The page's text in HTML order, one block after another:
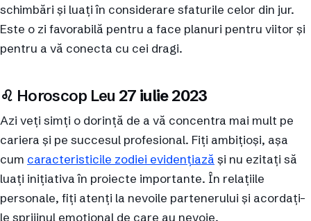
schimbări și luați în considerare sfaturile celor din jur.
Este o zi favorabilă pentru a face planuri pentru viitor și
pentru a vă conecta cu cei dragi.
♌︎ Horoscop Leu 27 iulie 2023
Azi veți simți o dorință de a vă concentra mai mult pe
cariera și pe succesul profesional. Fiți ambițioși, așa
cum caracteristicile zodiei evidențiază și nu ezitați să
luați inițiativa în proiecte importante. În relațiile
personale, fiți atenți la nevoile partenerului și acordați-
le sprijinul emoțional de care au nevoie.